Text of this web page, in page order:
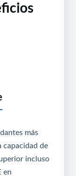
más
capacidad de
incluso
en